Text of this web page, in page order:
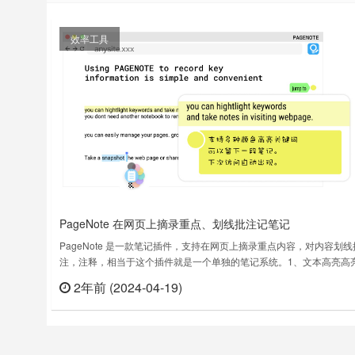
效率工具
PageNote 在网页上摘录重点、划线批注记笔记
PageNote 是一款笔记插件，支持在网页上摘录重点内容，对内容划线
注，注释，相当于这个插件就是一个单独的笔记系统。1、文本高亮高
笔记留在网页里，不用单独在记事本存储。下次打开笔记自动出现。3
能书签根据标记智能创建、删除书签。还可为网页添加标签，方便管
2年前 (2024-04-19)